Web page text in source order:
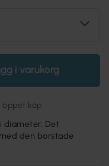
i varukorg
öppet köp
diameter. Det
den borstade